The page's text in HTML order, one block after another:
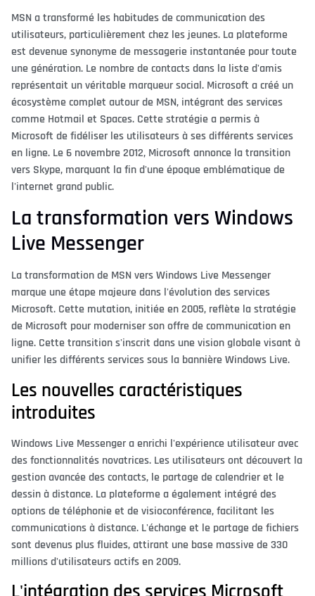
MSN a transformé les habitudes de communication des
utilisateurs, particulièrement chez les jeunes. La plateforme
est devenue synonyme de messagerie instantanée pour toute
une génération. Le nombre de contacts dans la liste d'amis
représentait un véritable marqueur social. Microsoft a créé un
écosystème complet autour de MSN, intégrant des services
comme Hotmail et Spaces. Cette stratégie a permis à
Microsoft de fidéliser les utilisateurs à ses différents services
en ligne. Le 6 novembre 2012, Microsoft annonce la transition
vers Skype, marquant la fin d'une époque emblématique de
l'internet grand public.
La transformation vers Windows
Live Messenger
La transformation de MSN vers Windows Live Messenger
marque une étape majeure dans l'évolution des services
Microsoft. Cette mutation, initiée en 2005, reflète la stratégie
de Microsoft pour moderniser son offre de communication en
ligne. Cette transition s'inscrit dans une vision globale visant à
unifier les différents services sous la bannière Windows Live.
Les nouvelles caractéristiques
introduites
Windows Live Messenger a enrichi l'expérience utilisateur avec
des fonctionnalités novatrices. Les utilisateurs ont découvert la
gestion avancée des contacts, le partage de calendrier et le
dessin à distance. La plateforme a également intégré des
options de téléphonie et de visioconférence, facilitant les
communications à distance. L'échange et le partage de fichiers
sont devenus plus fluides, attirant une base massive de 330
millions d'utilisateurs actifs en 2009.